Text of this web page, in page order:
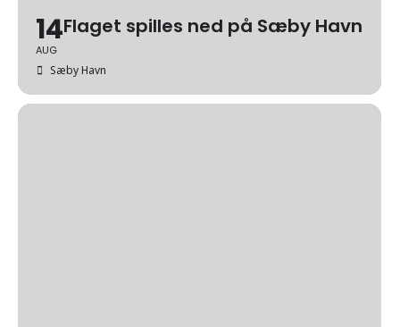
14
AUG
Flaget spilles ned på Sæby Havn
Sæby Havn